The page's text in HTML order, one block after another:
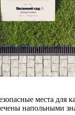
места для
напольными